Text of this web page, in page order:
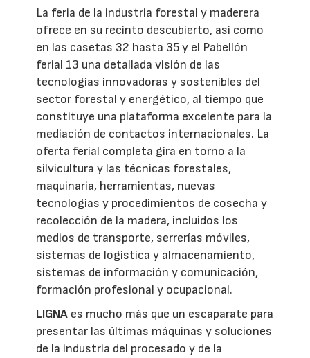
La feria de la industria forestal y maderera
ofrece en su recinto descubierto, así como
en las casetas 32 hasta 35 y el Pabellón
ferial 13 una detallada visión de las
tecnologías innovadoras y sostenibles del
sector forestal y energético, al tiempo que
constituye una plataforma excelente para la
mediación de contactos internacionales. La
oferta ferial completa gira en torno a la
silvicultura y las técnicas forestales,
maquinaria, herramientas, nuevas
tecnologías y procedimientos de cosecha y
recolección de la madera, incluidos los
medios de transporte, serrerías móviles,
sistemas de logística y almacenamiento,
sistemas de información y comunicación,
formación profesional y ocupacional.
LIGNA es mucho más que un escaparate para
presentar las últimas máquinas y soluciones
de la industria del procesado y de la